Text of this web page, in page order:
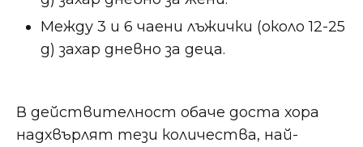
Между 3 и 6 чаени лъжички (около 12-25
g) захар дневно за деца.
В действителност обаче доста хора
надхвърлят тези количества, най-